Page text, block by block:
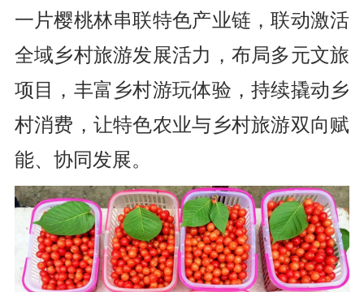
一片樱桃林串联特色产业链，联动激活
全域乡村旅游发展活力，布局多元文旅
项目，丰富乡村游玩体验，持续撬动乡
村消费，让特色农业与乡村旅游双向赋
能、协同发展。